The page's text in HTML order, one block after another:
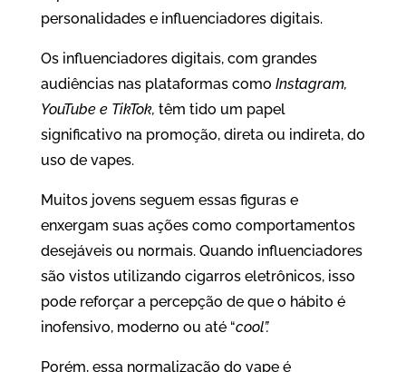
personalidades e influenciadores digitais.
Os influenciadores digitais, com grandes
audiências nas plataformas como Instagram,
YouTube e TikTok, têm tido um papel
significativo na promoção, direta ou indireta, do
uso de vapes.
Muitos jovens seguem essas figuras e
enxergam suas ações como comportamentos
desejáveis ou normais. Quando influenciadores
são vistos utilizando cigarros eletrônicos, isso
pode reforçar a percepção de que o hábito é
inofensivo, moderno ou até “cool”.
Porém, essa normalização do vape é